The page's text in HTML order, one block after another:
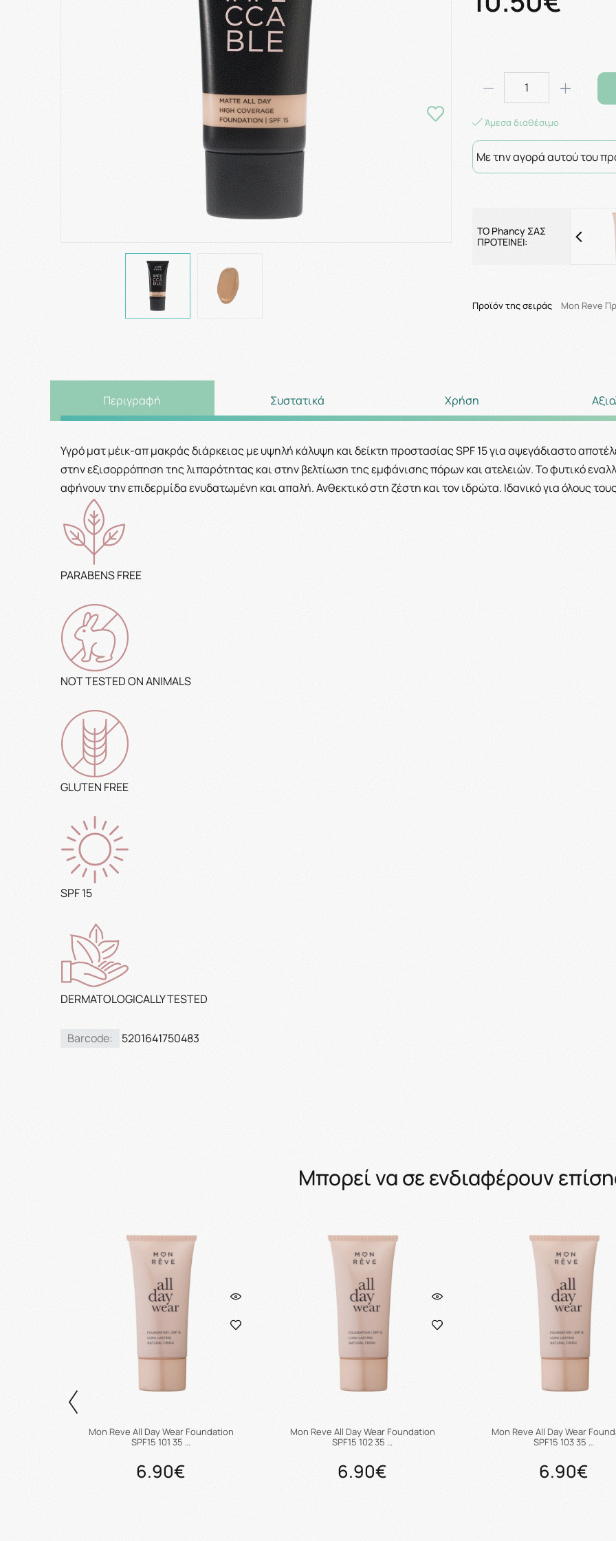
Άμεσα διαθέσιμο
Με την αγορά αυτού του
ΤΟ Phancy ΣΑΣ
ΠΡΟΤΕΙΝΕΙ:
Προϊόν της σειράς Mon Reve
Περιγραφή Συστατικά Χρήση
Υγρό ματμέικ-απμακράς διάρκειας με υψηλή κάλυψη και δείκτη προστασίαςSPF15 για αψεγάδιαστο
στην εξισορρόπηση της λιπαρότητας και στην βελτίωση της εμφάνισης πόρων και ατελειών. Το φυτικό
αφήνουν την επιδερμίδα ενυδατωμένη και απαλή. Ανθεκτικό στη ζέστη και τον ιδρώτα. Ιδανικό για όλους
PARABENS FREE
NOT TESTED ON ANIMALS
GLUTEN FREE
SPF 15
DERMATOLOGICALLY TESTED
Barcode: 5201641750483
Μπορεί να σε ενδιαφέρουν
Mon Reve All Day Wear Foundation
SPF15 101 35 …
6.90€
Mon Reve All Day Wear Foundation
SPF15 102 35 …
6.90€
Mon Reve All Day Wear
SPF15 103 35 …
6.90€